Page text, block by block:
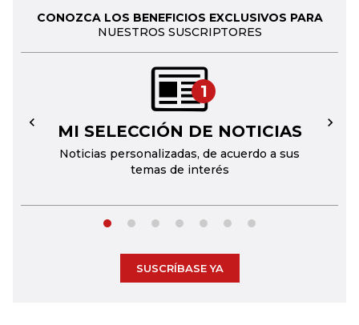
CONOZCA LOS BENEFICIOS EXCLUSIVOS PARA
NUESTROS SUSCRIPTORES
1
MI SELECCIÓN DE NOTICIAS
Noticias personalizadas, de acuerdo a sus
temas de interés
← →
SUSCRÍBASE YA